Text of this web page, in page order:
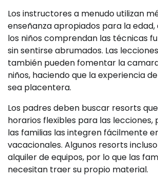
Los instructores a menudo utilizan
enseñanza apropiados para la edad,
los niños comprendan las técnicas
sin sentirse abrumados. Las
también pueden fomentar la
niños, haciendo que la experiencia
sea placentera.
Los padres deben buscar resorts
horarios flexibles para las lecciones,
las familias las integren fácilmente
vacacionales. Algunos resorts
alquiler de equipos, por lo que las
necesitan traer su propio material.